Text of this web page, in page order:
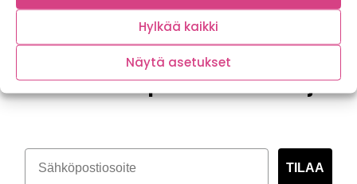
Hylkää kaikki
Näytä asetukset
Tilaa kasvispitoinen uutiskirje
TILAA